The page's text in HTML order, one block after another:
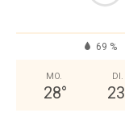
69 %
MO.
28°
DI.
23